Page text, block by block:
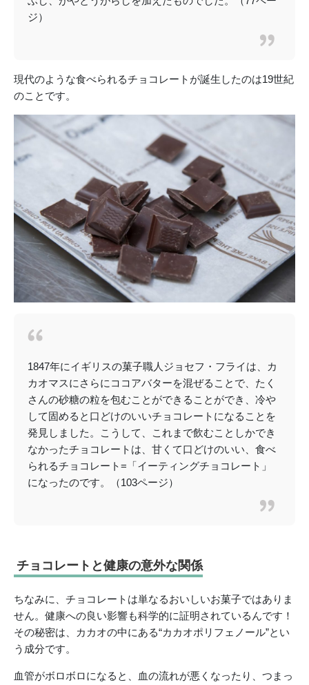
ジ）
現代のような食べられるチョコレートが誕生したのは19世紀
のことです。
1847年にイギリスの菓子職人ジョセフ・フライは、カ
カオマスにさらにココアバターを混ぜることで、たく
さんの砂糖の粒を包むことができることができ、冷や
して固めると口どけのいいチョコレートになることを
発見しました。こうして、これまで飲むことしかでき
なかったチョコレートは、甘くて口どけのいい、食べ
られるチョコレート=「イーティングチョコレート」
になったのです。（103ページ）
チョコレートと健康の意外な関係
ちなみに、チョコレートは単なるおいしいお菓子ではありま
せん。健康への良い影響も科学的に証明されているんです！
その秘密は、カカオの中にある“カカオポリフェノール”とい
う成分です。
血管がボロボロになると、血の流れが悪くなったり、つまっ